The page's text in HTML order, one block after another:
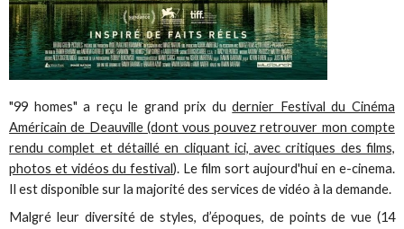
"99 homes" a reçu le grand prix dudernier Festival du Cinéma
Américain de Deauville (dont vous pouvez retrouver mon compte
rendu complet et détaillé en cliquant ici, avec critiques des films,
photos et vidéos du festival). Le film sort aujourd'hui en e-cinema.
Il est disponible sur la majorité des services de vidéo à la demande.
Malgré leur diversité de styles, d’époques, de points de vue (14